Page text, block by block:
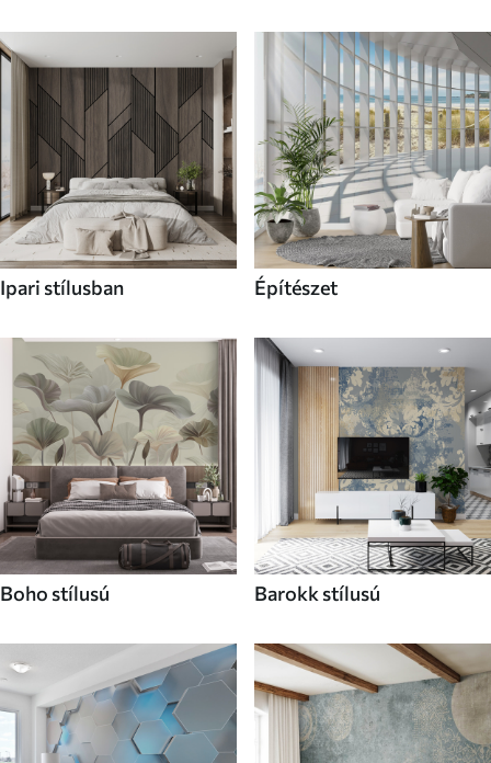
Ipari stílusban Építészet
Boho stílusú Barokk stílusú